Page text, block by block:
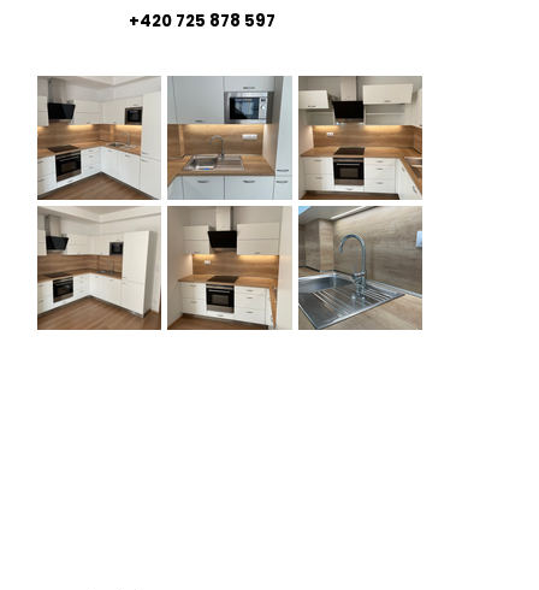
+420 725 878 597